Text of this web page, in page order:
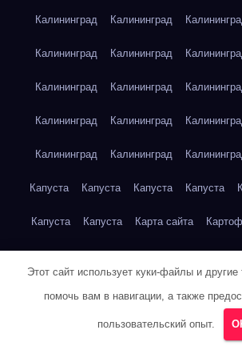
Калининград Калининград
Калининград Калининград
Калининград Калининград
Калининград Калининград
Калининград Калининград
Капуста Капуста Капуста Капуста
Капуста Капуста Карта сайта
Кейптаун Кейптаун
Этот сайт использует куки-файлы и другие
помочь вам в навигации, а также
пользовательский опыт.